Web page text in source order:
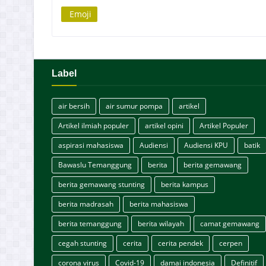
Emoji
Label
air bersih air sumur pompa
artikel
Artikel ilmiah populer
artikel opini
Artikel Populer
aspirasi mahasiswa
Audiensi Audiensi KPU
batik
Bawaslu Temanggung
berita
berita gemawang
berita gemawang stunting
berita kampus
berita madrasah
berita mahasiswa
berita temanggung
berita wilayah
camat gemawang
cegah stunting
cerita cerita pendek
cerpen
corona virus
Covid-19 damai indonesia Definitif